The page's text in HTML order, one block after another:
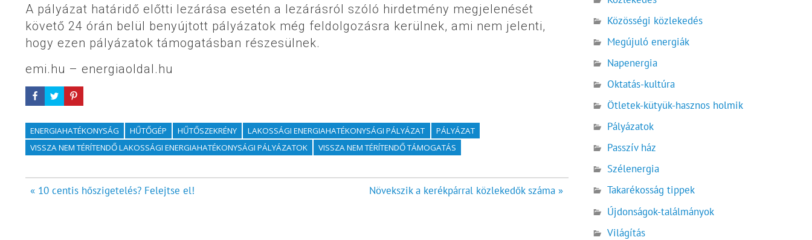
A pályázat határidő előtti lezárása esetén a lezárásról szóló hirdetmény megjelenését
követő 24 órán belül benyújtott pályázatok még feldolgozásra kerülnek, ami nem jelenti,
hogy ezen pályázatok támogatásban részesülnek.
emi.hu – energiaoldal.hu
ENERGIAHATÉKONYSÁG HŰTŐGÉP HŰTŐSZEKRÉNY LAKOSSÁGI ENERGIAHATÉKONYSÁGI PÁLYÁZAT
PÁLYÁZAT
VISSZA NEM TÉRÍTENDŐ LAKOSSÁGI ENERGIAHATÉKONYSÁGI PÁLYÁZATOK
VISSZA NEM TÉRÍTENDŐ TÁMOGATÁS
Bejegyzés
« 10 centis hőszigetelés? Felejtse el! Növekszik a kerékpárral közlekedők száma »
Közösségi közlekedés
Megújuló energiák
Napenergia
Oktatás-kultúra
Ötletek-kütyük-hasznos holmik
Pályázatok
Passzív ház
Szélenergia
Takarékosság tippek
Újdonságok-találmányok
Világítás